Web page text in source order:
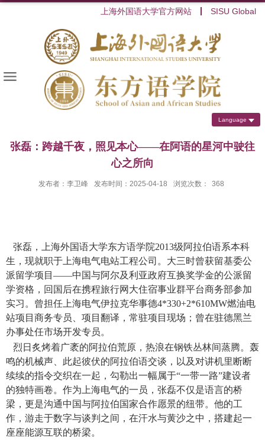
上海外国语大学官方网站 SISU Global
Language
张磊：跨越千夜，照见本心——在阿语的星河中驶往
心之所向
发布者：李卫峰 发布时间：2025-04-18 浏览次数： 368
张磊，上海外国语大学东方语学院2013级阿拉伯语系本科
生，现就职于上海电气电站工程公司。大三时曾获留基委公
派留学项目——中国与阿尔及利亚政府互换奖学金的公派留
学资格，回国后在携程旅行网大住宿事业群平台商务部参加
实习。曾担任上海电气伊拉克华事德4*330+2*610MW燃油电
站项目商务专员、项目翻译，常驻项目现场；曾在驻德黑兰
办事处任市场开发专员。
烈日炙烤着广袤的阿拉伯荒原，热浪在钢铁丛林间蒸腾。轰
鸣的机械声、此起彼伏的阿拉伯语交谈，以及对讲机里断断
续续的指令交织在一起，勾勒出一幅属于“一带一路”建设者
的独特画卷。作为上海电气的一员，张磊不仅是语言的桥
梁，更是沟通中国与阿拉伯国家合作愿景的纽带。他的工
作，游走于数字与谈判之间，在汗水与黄沙之中，搭建起一
座座能源互联的桥梁。